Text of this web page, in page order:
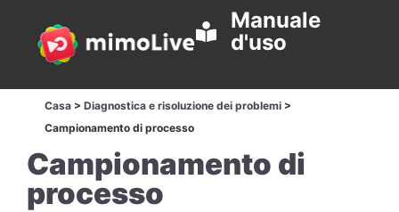
Manuale
d'uso
Casa > Diagnostica e risoluzione dei problemi >
Campionamento di processo
Campionamento di
processo